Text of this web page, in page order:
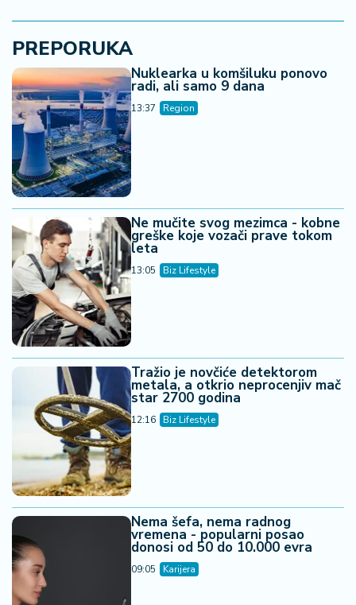
PREPORUKA
Nuklearka u komšiluku ponovo
radi, ali samo 9 dana
13:37 Region
Ne mučite svog mezimca - kobne
greške koje vozači prave tokom
leta
13:05 Biz Lifestyle
Tražio je novčiće detektorom
metala, a otkrio neprocenjiv mač
star 2700 godina
12:16 Biz Lifestyle
Nema šefa, nema radnog
vremena - popularni posao
donosi od 50 do 10.000 evra
09:05 Karijera